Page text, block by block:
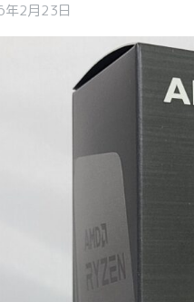
2月23日